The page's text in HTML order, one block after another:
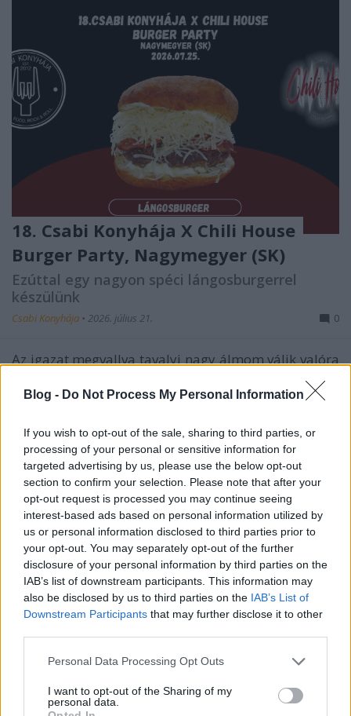
Blog - Do Not Process My Personal Information
If you wish to opt-out of the sale, sharing to third parties, or
processing of your personal or sensitive information for
targeted advertising by us, please use the below opt-out
section to confirm your selection. Please note that after your
opt-out request is processed you may continue seeing
interest-based ads based on personal information utilized by
us or personal information disclosed to third parties prior to
your opt-out. You may separately opt-out of the further
disclosure of your personal information by third parties on the
IAB’s list of downstream participants. This information may
also be disclosed by us to third parties on the IAB’s List of
Downstream Participants that may further disclose it to other
Please note that this website/app uses one or more Google
not limited to your visit or usage behaviour. You may click to
grant or deny consent to Google and its third-party tags to
Personal Data Processing Opt Outs
I want to opt-out of the Sharing of my
personal data.
18. Csabi Konyhája X Chili House
Burger Party, Nagymegyer (SK)
Ezúttal egy nagyon spéci lángosburgerrel
készülünk
Csabi Konyhája • 2026. július 21. 0
Az igazat megvallva tavalyi nagy álmom válik valóra
ezzel az eseménnyel. Sokat beszéltünk róla és több
akadályba is ütköztünk a tökéletes ...
Burger Mustra #232 - Mi a Kavics,
Dunakeszi